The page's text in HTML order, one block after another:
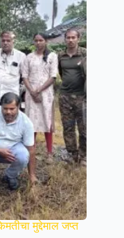
मुद्देमाल जप्त